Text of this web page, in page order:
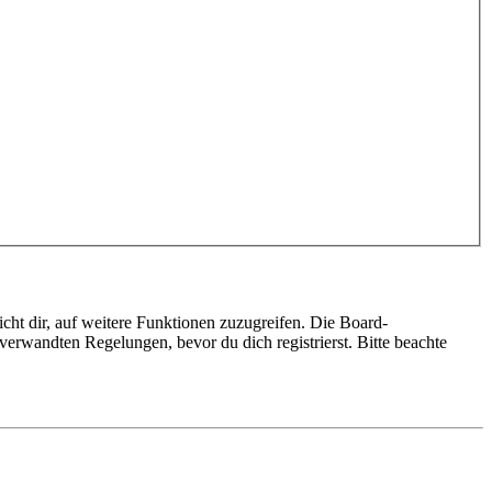
dir, auf weitere Funktionen zuzugreifen. Die Board-
Regelungen, bevor du dich registrierst. Bitte beachte